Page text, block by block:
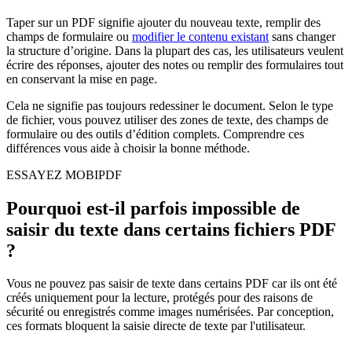
Taper sur un PDF signifie ajouter du nouveau texte, remplir des
champs de formulaire ou modifier le contenu existant sans changer
la structure d’origine. Dans la plupart des cas, les utilisateurs veulent
écrire des réponses, ajouter des notes ou remplir des formulaires tout
en conservant la mise en page.
Cela ne signifie pas toujours redessiner le document. Selon le type
de fichier, vous pouvez utiliser des zones de texte, des champs de
formulaire ou des outils d’édition complets. Comprendre ces
différences vous aide à choisir la bonne méthode.
ESSAYEZ MOBIPDF
Pourquoi est-il parfois impossible de
saisir du texte dans certains fichiers PDF
?
Vous ne pouvez pas saisir de texte dans certains PDF car ils ont été
créés uniquement pour la lecture, protégés pour des raisons de
sécurité ou enregistrés comme images numérisées. Par conception,
ces formats bloquent la saisie directe de texte par l'utilisateur.